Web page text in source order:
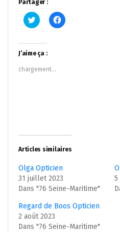
Partager :
Cliquez
pour
Twitter(ouvre
dans
une
nouvelle
fenêtre)
Cliquez
pour
J’aime ça :
chargement…
Articles similaires
Olga Opticien
31 juillet 2023
Dans "76 Seine-Maritime"
5
Regard de Boos Opticien
2 août 2023
Dans "76 Seine-Maritime"